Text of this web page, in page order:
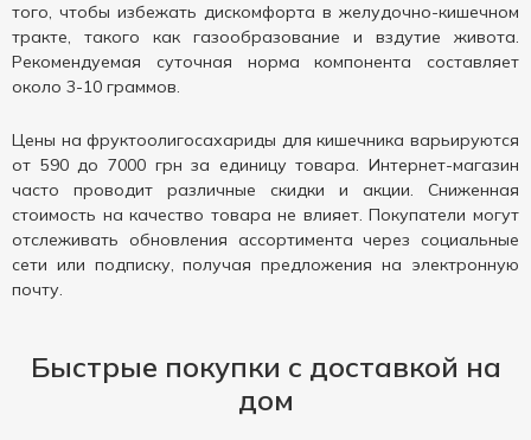
того, чтобы избежать дискомфорта в желудочно-кишечном
тракте, такого как газообразование и вздутие живота.
Рекомендуемая суточная норма компонента составляет
около 3-10 граммов.
Цены на фруктоолигосахариды для кишечника варьируются
от 590 до 7000 грн за единицу товара. Интернет-магазин
часто проводит различные скидки и акции. Сниженная
стоимость на качество товара не влияет. Покупатели могут
отслеживать обновления ассортимента через социальные
сети или подписку, получая предложения на электронную
почту.
Быстрые покупки с доставкой на
дом